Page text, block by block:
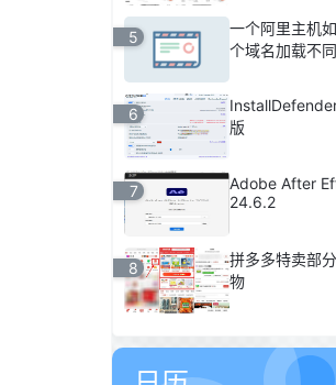
5
一个阿里主机
个域名加载不
6
版
7
Adobe After
24.6.2
8
拼多多特卖部
物